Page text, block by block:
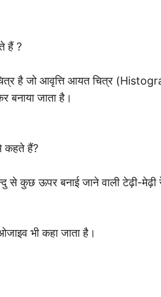
हैं ?
है जो आवृत्ति आयत चित्र
बनाया जाता है।
कहते हैं?
से कुछ ऊपर बनाई जाने वाली टेढ़ी-
भी कहा जाता है।